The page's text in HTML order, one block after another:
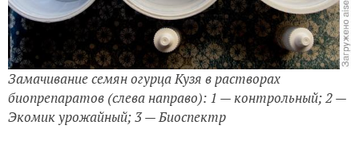
Замачивание семян огурца Кузя в растворах
биопрепаратов (слева направо): 1 — контрольный; 2 —
Экомик урожайный; 3 — Биоспектр